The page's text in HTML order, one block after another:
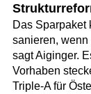
Das Sparpaket
sanieren,
sagt Aiginger.
Vorhaben
Triple-A für